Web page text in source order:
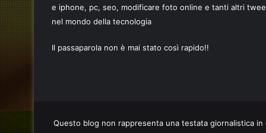
e iphone, pc, seo, modificare foto online e tanti altri
nel mondo della tecnologia
Il passaparola non è mai stato così rapido!!
è una
ricambi
per
una
17 Giugno 2026
smartphone per una riparazione di
Questo blog non rappresenta una testata giornalistica